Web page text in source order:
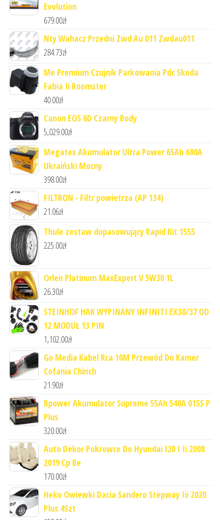
Evolution
679.00zł
Nty Wahacz Przedni Zwd Au 011 Zwdau011
284.73zł
Me Premium Czujnik Parkowania Pdc Skoda
Fabia Ii Roomster
40.00zł
Canon EOS 6D Czarny Body
5,029.00zł
Megatex Akumulator Ultra Power 65Ah 680A
Ukraiński Mocny
398.00zł
FILTRON - Filtr powietrza (AP 134)
21.06zł
Thule zestaw dopasowujący Rapid Kit 1555
225.00zł
Orlen Platinum MaxExpert V 5W30 1L
26.30zł
STEINHOF HAK WYPINANY INFINITI EX30/37 OD
12 MODUŁ 13 PIN
1,102.00zł
Go Media Kabel Rca 10M Przewód Do Kamer
Cofania Chinch
21.90zł
Bpower Akumulator Supreme 55Ah 540A 015S P
Plus
320.00zł
Auto Dekor Pokrowce Do Hyundai I20 I Ii 2008
2019 Cp Be
170.00zł
Heko Owiewki Dacia Sandero Stepway Iii 2020
Plus 4Szt